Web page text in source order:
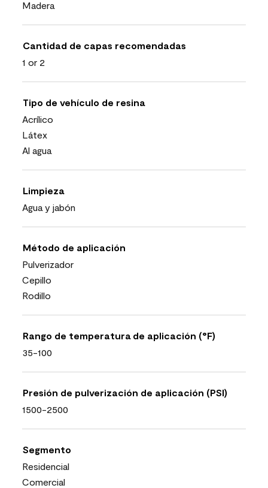
Madera
Cantidad de capas recomendadas
1 or 2
Tipo de vehículo de resina
Acrílico
Látex
Al agua
Limpieza
Agua y jabón
Método de aplicación
Pulverizador
Cepillo
Rodillo
Rango de temperatura de aplicación (°F)
35-100
Presión de pulverización de aplicación (PSI)
1500-2500
Segmento
Residencial
Comercial